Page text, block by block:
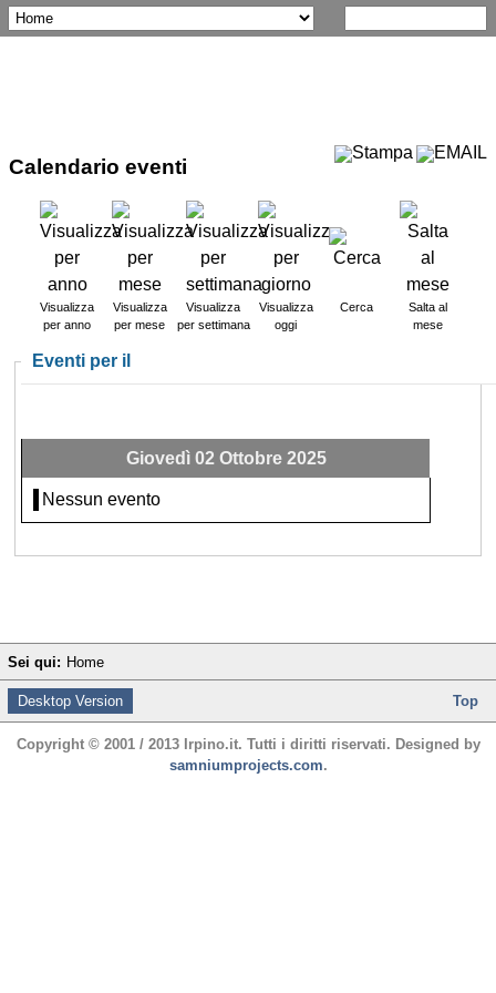
Calendario eventi
Visualizza
per anno
Visualizza
per mese
Visualizza
per settimana
Visualizza
oggi
Cerca
Salta al
mese
Eventi per il
Giovedì 02 Ottobre 2025
Nessun evento
Sei qui: Home
Desktop Version Top
Copyright © 2001 / 2013 Irpino.it. Tutti i diritti riservati. Designed by
samniumprojects.com.